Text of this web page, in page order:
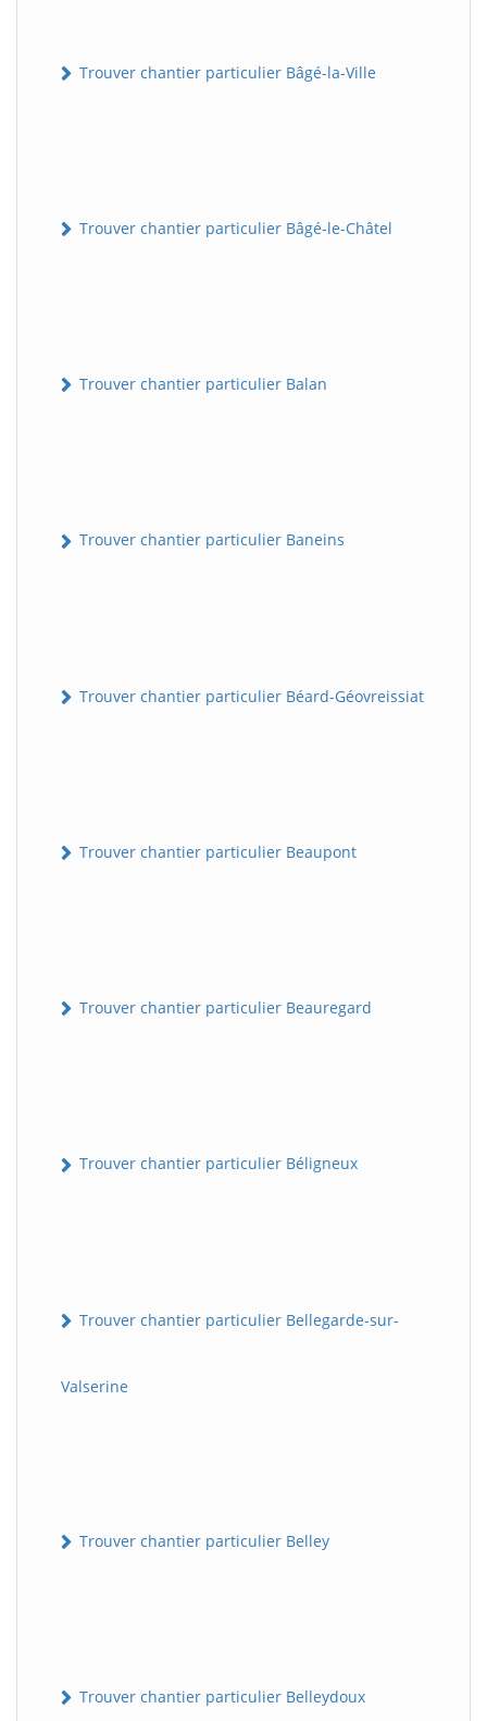
Trouver chantier particulier Bâgé-la-Ville
Trouver chantier particulier Bâgé-le-Châtel
Trouver chantier particulier Balan
Trouver chantier particulier Baneins
Trouver chantier particulier Béard-Géovreissiat
Trouver chantier particulier Beaupont
Trouver chantier particulier Beauregard
Trouver chantier particulier Béligneux
Trouver chantier particulier Bellegarde-sur-
Valserine
Trouver chantier particulier Belley
Trouver chantier particulier Belleydoux